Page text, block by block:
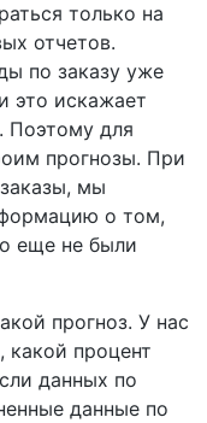
только на
отчетов.
по заказу уже
это искажает
Поэтому для
прогнозы. При
мы
о том,
еще не были
прогноз. У нас
какой процент
данных по
данные по